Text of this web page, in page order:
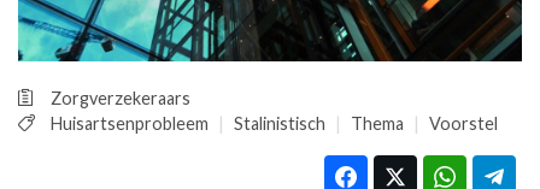
MEDISCHE VAKHANDEL
INLOGGEN
Zorgverzekeraars
Huisartsenprobleem
Stalinistisch Thema Voorstel